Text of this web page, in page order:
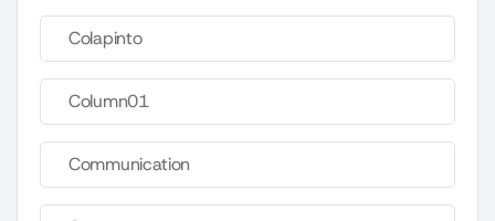
Colapinto
Column01
Communication